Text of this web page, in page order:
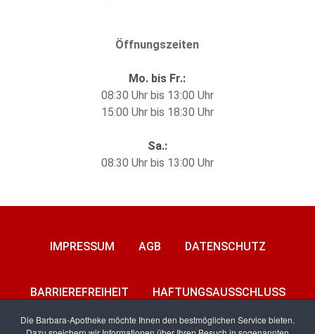
Die Barbara-Apotheke möchte Ihnen den bestmöglichen Service bieten.
Öffnungszeiten
Mo. bis Fr.:
08:30 Uhr bis 13:00 Uhr
15:00 Uhr bis 18:30 Uhr
Sa.:
08:30 Uhr bis 13:00 Uhr
IMPRESSUM AGB DATENSCHUTZ
BARRIEREFREIHEIT HAFTUNGSAUSSCHLUSS